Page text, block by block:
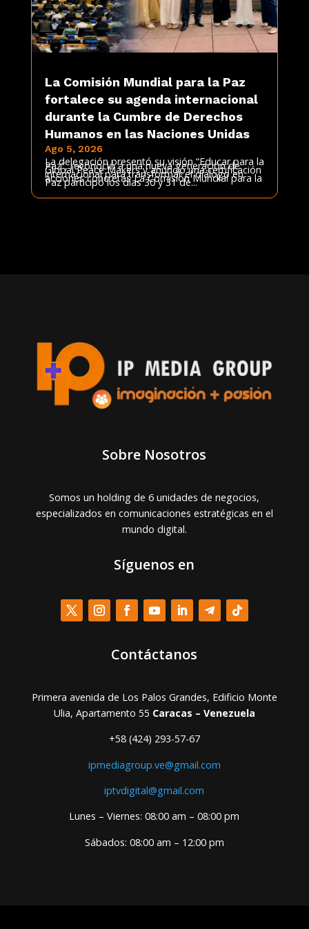
La Comisión Mundial para la Paz
fortalece su agenda internacional
durante la Cumbre de Derechos
Humanos en las Naciones Unidas
Ago 5, 2026
La delegación presentó su visión “Educar para la
Paz”, reconoció a una nueva generación de
Global Peace Makers y anunció una certificación
internacional para transformar el diálogo en
acciones concretas La Comisión Mundial para la
Paz participó los días 30 y 31 de...
Sobre Nosotros
Somos un holding de 6 unidades de negocios,
especializados en comunicaciones estratégicas en el
mundo digital.
Síguenos en
Contáctanos
Primera avenida de Los Palos Grandes, Edificio Monte
Ulia, Apartamento 55 Caracas – Venezuela
+58 (424) 293-57-67
ipmediagroup.ve@gmail.com
iptvdigital@gmail.com
Lunes – Viernes: 08:00 am – 08:00 pm
Sábados: 08:00 am – 12:00 pm